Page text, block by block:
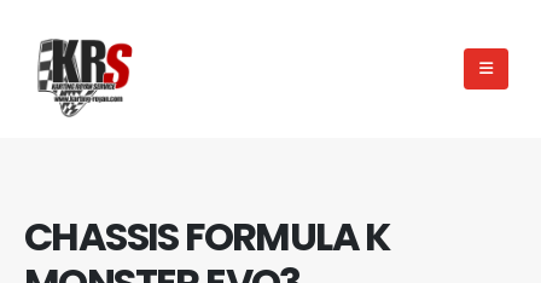
CHASSIS FORMULA K